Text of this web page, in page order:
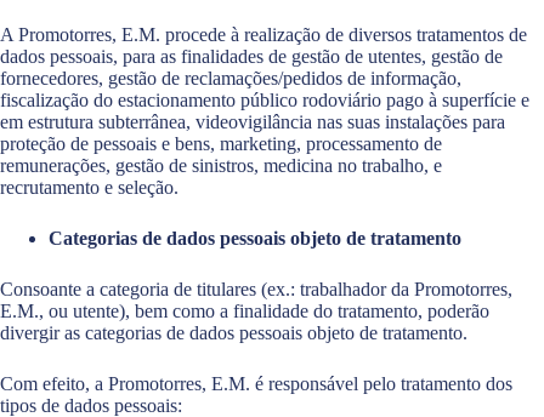
A Promotorres, E.M. procede à realização de diversos tratamentos de
dados pessoais, para as finalidades de gestão de utentes, gestão de
fornecedores, gestão de reclamações/pedidos de informação,
fiscalização do estacionamento público rodoviário pago à superfície e
em estrutura subterrânea, videovigilância nas suas instalações para
proteção de pessoais e bens, marketing, processamento de
remunerações, gestão de sinistros, medicina no trabalho, e
recrutamento e seleção.
Categorias de dados pessoais objeto de tratamento
Consoante a categoria de titulares (ex.: trabalhador da Promotorres,
E.M., ou utente), bem como a finalidade do tratamento, poderão
divergir as categorias de dados pessoais objeto de tratamento.
Com efeito, a Promotorres, E.M. é responsável pelo tratamento dos
tipos de dados pessoais: